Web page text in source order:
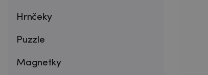
Hrnčeky
Puzzle
Magnetky